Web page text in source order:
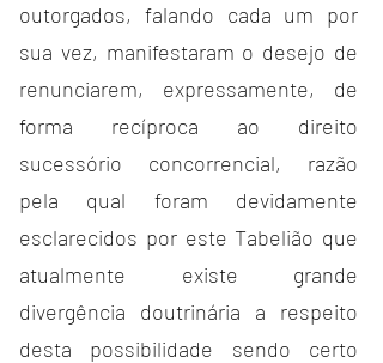
outorgados, falando cada um por
sua vez, manifestaram o desejo de
renunciarem, expressamente, de
forma recíproca ao direito
sucessório concorrencial, razão
pela qual foram devidamente
esclarecidos por este Tabelião que
atualmente existe grande
divergência doutrinária a respeito
desta possibilidade sendo certo